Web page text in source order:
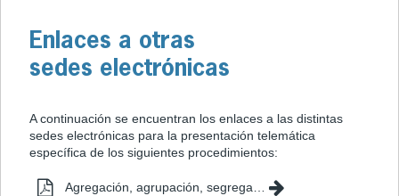
Enlaces a otras
sedes electrónicas
A continuación se encuentran los enlaces a las distintas
sedes electrónicas para la presentación telemática
específica de los siguientes procedimientos: